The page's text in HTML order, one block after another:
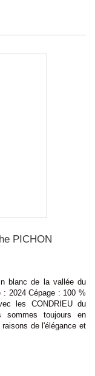
PICHON
blanc de la vallée du
: 2024 Cépage : 100 %
les CONDRIEU du
sommes toujours en
de l'élégance et